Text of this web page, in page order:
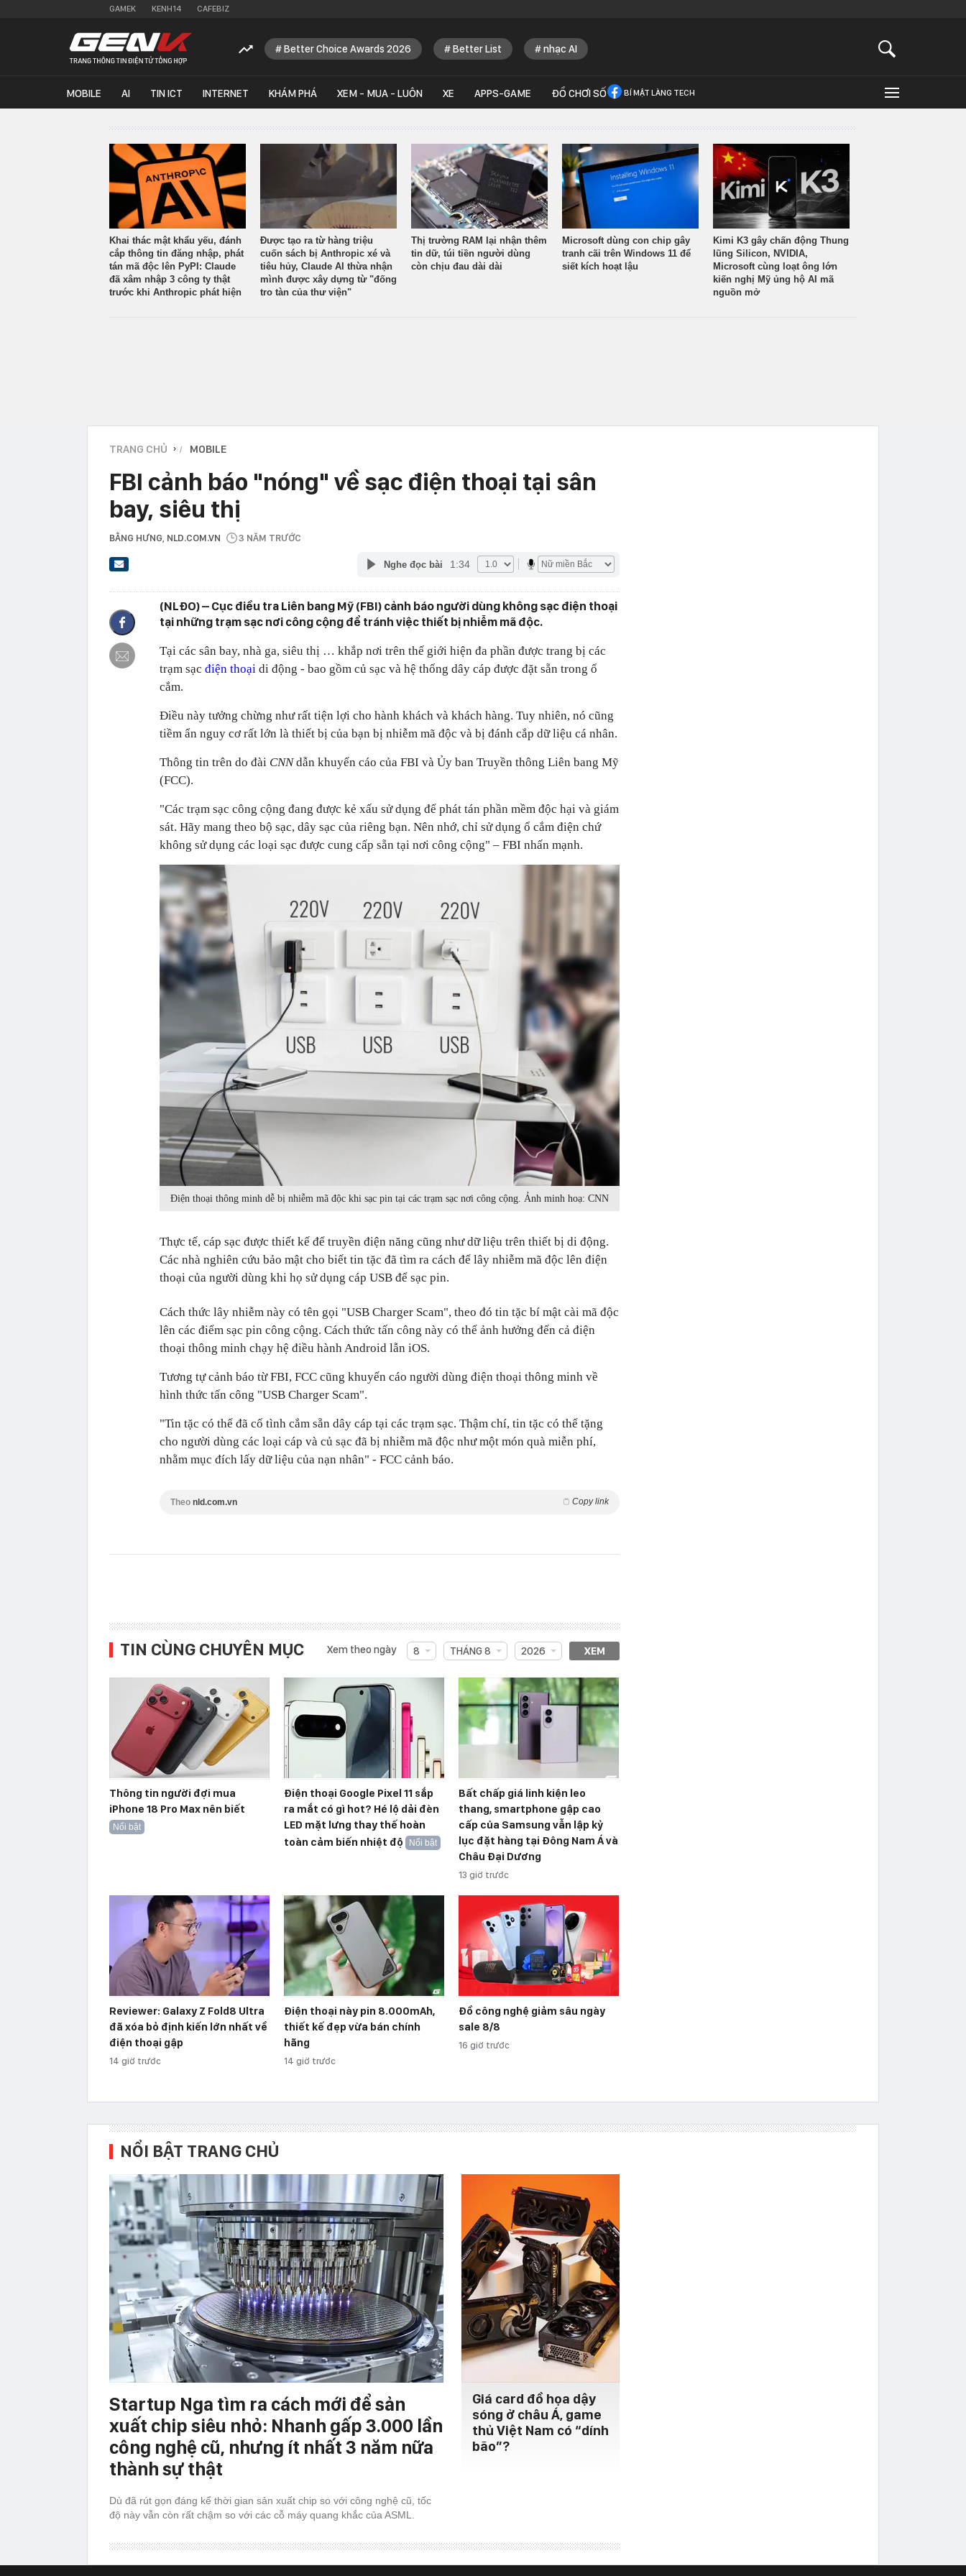
GAMEK KENH14 CAFEBIZ
Better Choice Awards 2026 Better List nhạc AI
MOBILE AI TIN ICT INTERNET KHÁM PHÁ XEM - MUA - LUÔN XE APPS-GAME ĐỒ CHƠI SỐ BÍ MẬT LÀNG TECH
Khai thác mật khẩu yếu, đánh
cắp thông tin đăng nhập, phát
tán mã độc lên PyPI: Claude
đã xâm nhập 3 công ty thật
trước khi Anthropic phát hiện
Được tạo ra từ hàng triệu
cuốn sách bị Anthropic xé và
tiêu hủy, Claude AI thừa nhận
mình được xây dựng từ "đống
tro tàn của thư viện"
Thị trường RAM lại nhận thêm
tin dữ, túi tiền người dùng
còn chịu đau dài dài
Microsoft dùng con chip gây
tranh cãi trên Windows 11 để
siết kích hoạt lậu
Kimi K3 gây chấn động Thung
lũng Silicon, NVIDIA,
Microsoft cùng loạt ông lớn
kiến nghị Mỹ ủng hộ AI mã
nguồn mở
TRANG CHỦ › MOBILE
FBI cảnh báo "nóng" về sạc điện thoại tại sân
bay, siêu thị
BẰNG HƯNG , NLD.COM.VN 3 NĂM TRƯỚC
Nghe đọc bài 1:34
(NLĐO) – Cục điều tra Liên bang Mỹ (FBI) cảnh báo người dùng không sạc điện thoại
tại những trạm sạc nơi công cộng để tránh việc thiết bị nhiễm mã độc.
Tại các sân bay, nhà ga, siêu thị … khắp nơi trên thế giới hiện đa phần được trang bị các
trạm sạc điện thoại di động - bao gồm củ sạc và hệ thống dây cáp được đặt sẵn trong ổ
cắm.
Điều này tưởng chừng như rất tiện lợi cho hành khách và khách hàng. Tuy nhiên, nó cũng
tiềm ẩn nguy cơ rất lớn là thiết bị của bạn bị nhiễm mã độc và bị đánh cắp dữ liệu cá nhân.
Thông tin trên do đài CNNdẫn khuyến cáo của FBI và Ủy ban Truyền thông Liên bang Mỹ
(FCC).
"Các trạm sạc công cộng đang được kẻ xấu sử dụng để phát tán phần mềm độc hại và giám
sát. Hãy mang theo bộ sạc, dây sạc của riêng bạn. Nên nhớ, chỉ sử dụng ổ cắm điện chứ
không sử dụng các loại sạc được cung cấp sẵn tại nơi công cộng" – FBI nhấn mạnh.
Điện thoại thông minh dễ bị nhiễm mã độc khi sạc pin tại các trạm sạc nơi công cộng. Ảnh minh hoạ: CNN
Thực tế, cáp sạc được thiết kế để truyền điện năng cũng như dữ liệu trên thiết bị di động.
Các nhà nghiên cứu bảo mật cho biết tin tặc đã tìm ra cách để lây nhiễm mã độc lên điện
thoại của người dùng khi họ sử dụng cáp USB để sạc pin.
Cách thức lây nhiễm này có tên gọi "USB Charger Scam", theo đó tin tặc bí mật cài mã độc
lên các điểm sạc pin công cộng. Cách thức tấn công này có thể ảnh hưởng đến cả điện
thoại thông minh chạy hệ điều hành Android lẫn iOS.
Tương tự cảnh báo từ FBI, FCC cũng khuyến cáo người dùng điện thoại thông minh về
hình thức tấn công "USB Charger Scam".
"Tin tặc có thể đã cố tình cắm sẵn dây cáp tại các trạm sạc. Thậm chí, tin tặc có thể tặng
cho người dùng các loại cáp và củ sạc đã bị nhiễm mã độc như một món quà miễn phí,
nhằm mục đích lấy dữ liệu của nạn nhân" - FCC cảnh báo.
Theo nld.com.vn Copy link
TIN CÙNG CHUYÊN MỤC Xem theo ngày 8 THÁNG 8 2026 XEM
Thông tin người đợi mua
iPhone 18 Pro Max nên biết
Nổi bật
Điện thoại Google Pixel 11 sắp
ra mắt có gì hot? Hé lộ dải đèn
LED mặt lưng thay thế hoàn
toàn cảm biến nhiệt độ
Nổi bật
Bất chấp giá linh kiện leo
thang, smartphone gập cao
cấp của Samsung vẫn lập kỷ
lục đặt hàng tại Đông Nam Á và
Châu Đại Dương
13 giờ trước
Reviewer: Galaxy Z Fold8 Ultra
đã xóa bỏ định kiến lớn nhất về
điện thoại gập
14 giờ trước
Điện thoại này pin 8.000mAh,
thiết kế đẹp vừa bán chính
hãng
14 giờ trước
Đồ công nghệ giảm sâu ngày
sale 8/8
16 giờ trước
NỔI BẬT TRANG CHỦ
Startup Nga tìm ra cách mới để sản
xuất chip siêu nhỏ: Nhanh gấp 3.000 lần
công nghệ cũ, nhưng ít nhất 3 năm nữa
thành sự thật
Dù đã rút gọn đáng kể thời gian sản xuất chip so với công nghệ cũ, tốc
độ này vẫn còn rất chậm so với các cỗ máy quang khắc của ASML.
Giá card đồ họa dậy
sóng ở châu Á, game
thủ Việt Nam có “dính
bão”?